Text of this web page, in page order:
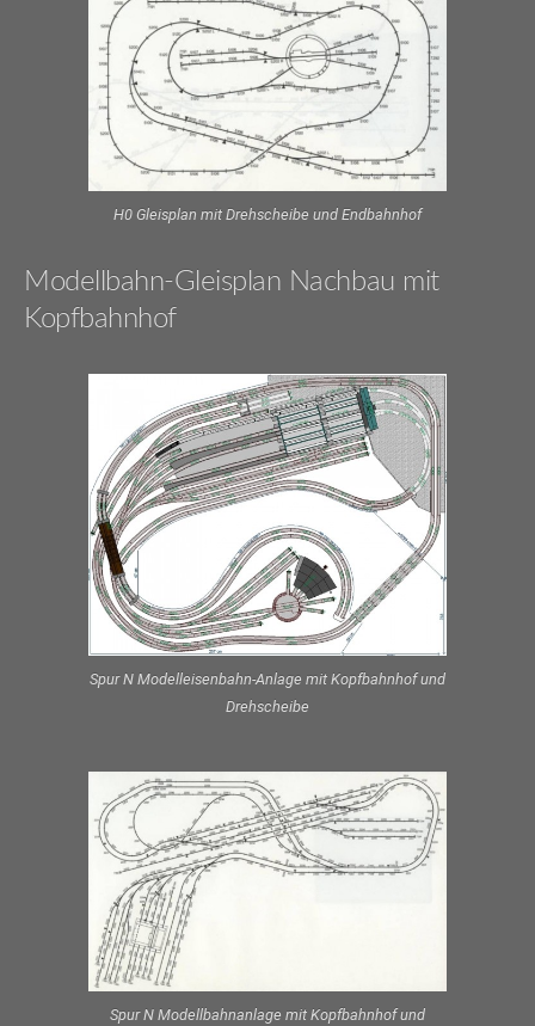
H0 Gleisplan mit Drehscheibe und Endbahnhof
Modellbahn-Gleisplan Nachbau mit
Kopfbahnhof
Spur N Modelleisenbahn-Anlage mit Kopfbahnhof und
Drehscheibe
Spur N Modellbahnanlage mit Kopfbahnhof und